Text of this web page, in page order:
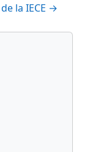
la IECE →